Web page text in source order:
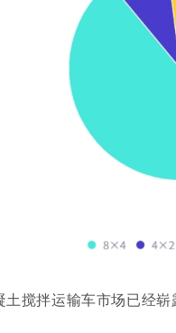
搅拌运输车市场已经崭